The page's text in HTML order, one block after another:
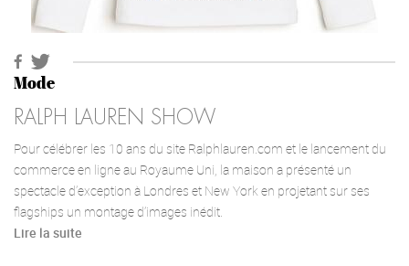
Mode
RALPH LAUREN SHOW
Pour célébrer les 10 ans du site Ralphlauren.com et le lancement du
commerce en ligne au Royaume Uni, la maison a présenté un
spectacle d’exception à Londres et New York en projetant sur ses
flagships un montage d’images inédit.
Lire la suite